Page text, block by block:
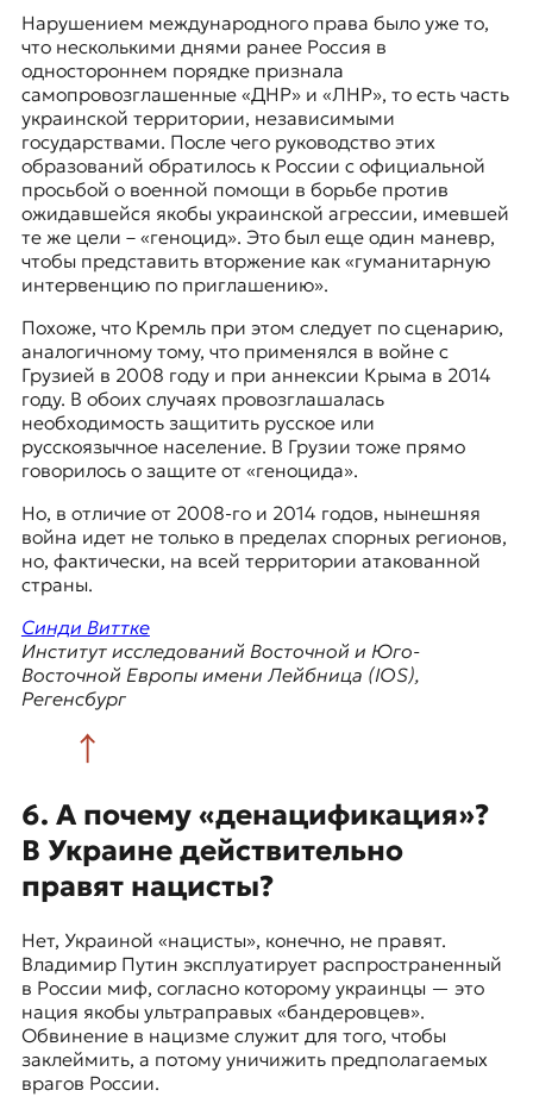
Нарушением международного права было уже то,
что несколькими днями ранее Россия в
одностороннем порядке признала
самопровозглашенные «ДНР» и «ЛНР», то есть часть
украинской территории, независимыми
государствами. После чего руководство этих
образований обратилось к России с официальной
просьбой о военной помощи в борьбе против
ожидавшейся якобы украинской агрессии, имевшей
те же цели – «геноцид». Это был еще один маневр,
чтобы представить вторжение как «гуманитарную
интервенцию по приглашению».
Похоже, что Кремль при этом следует по сценарию,
аналогичному тому, что применялся в войне с
Грузией в 2008 году и при аннексии Крыма в 2014
году. В обоих случаях провозглашалась
необходимость защитить русское или
русскоязычное население. В Грузии тоже прямо
говорилось о защите от «геноцида».
Но, в отличие от 2008-го и 2014 годов, нынешняя
война идет не только в пределах спорных регионов,
но, фактически, на всей территории атакованной
страны.
Синди Виттке
Институт исследований Восточной и Юго-
Восточной Европы имени Лейбница (IOS),
Регенсбург
6. А почему «денацификация»?
В Украине действительно
правят нацисты?
Нет, Украиной «нацисты», конечно, не правят.
Владимир Путин эксплуатирует распространенный
в России миф, согласно которому украинцы — это
нация якобы ультраправых «бандеровцев».
Обвинение в нацизме служит для того, чтобы
заклеймить, а потому уничижить предполагаемых
врагов России.